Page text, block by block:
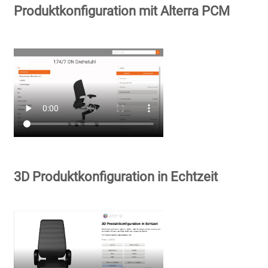
Produktkonfiguration mit Alterra PCM
3D Produktkonfiguration in Echtzeit